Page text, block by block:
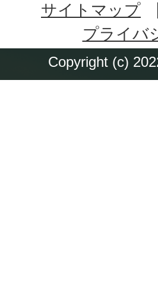
サイトマップ
プライバ
Copyright (c)